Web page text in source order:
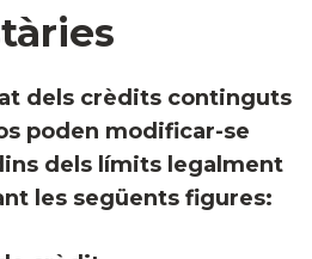
dels crèdits continguts
poden modificar-se
dels límits legalment
les següents figures: